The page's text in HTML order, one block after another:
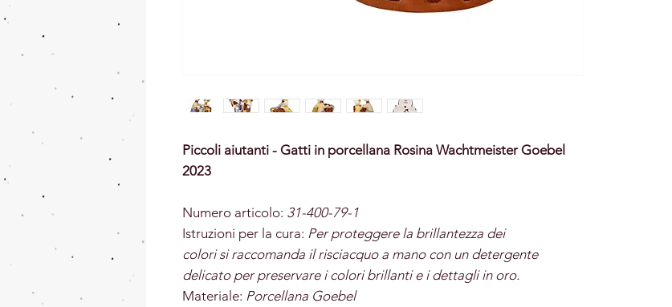
Piccoli aiutanti - Gatti in porcellana Rosina Wachtmeister Goebel
2023
Numero articolo: 31-400-79-1
Istruzioni per la cura: Per proteggere la brillantezza dei
colori si raccomanda il risciacquo a mano con un detergente
delicato per preservare i colori brillanti e i dettagli in oro.
Materiale: Porcellana Goebel